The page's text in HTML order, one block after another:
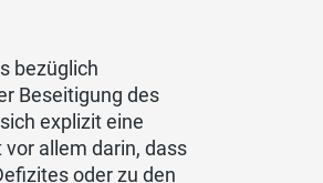
bezüglich
Beseitigung des
explizit eine
allem darin, dass
oder zu den